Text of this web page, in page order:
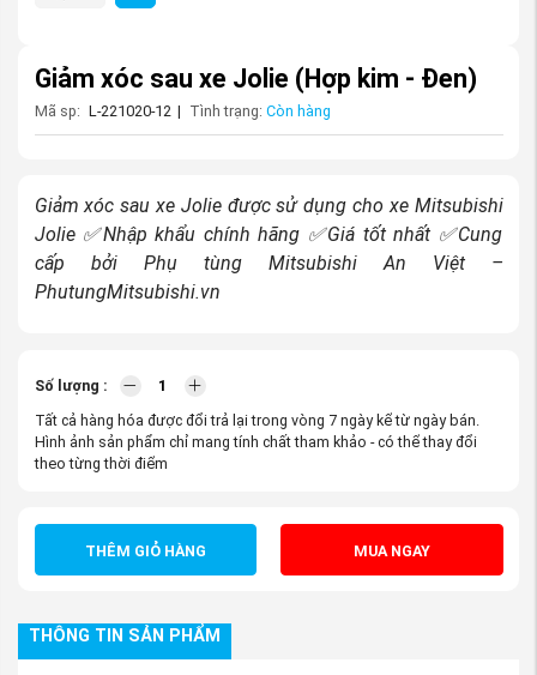
Giảm xóc sau xe Jolie (Hợp kim - Đen)
Mã sp: L-221020-12 | Tình trạng: Còn hàng
Giảm xóc sau xe Jolie được sử dụng cho xe Mitsubishi
Jolie ✅Nhập khẩu chính hãng ✅Giá tốt nhất ✅Cung
cấp bởi Phụ tùng Mitsubishi An Việt –
PhutungMitsubishi.vn
Số lượng :
Tất cả hàng hóa được đổi trả lại trong vòng 7 ngày kể từ ngày bán.
Hình ảnh sản phẩm chỉ mang tính chất tham khảo - có thể thay đổi
theo từng thời điểm
THÊM GIỎ HÀNG MUA NGAY
THÔNG TIN SẢN PHẨM